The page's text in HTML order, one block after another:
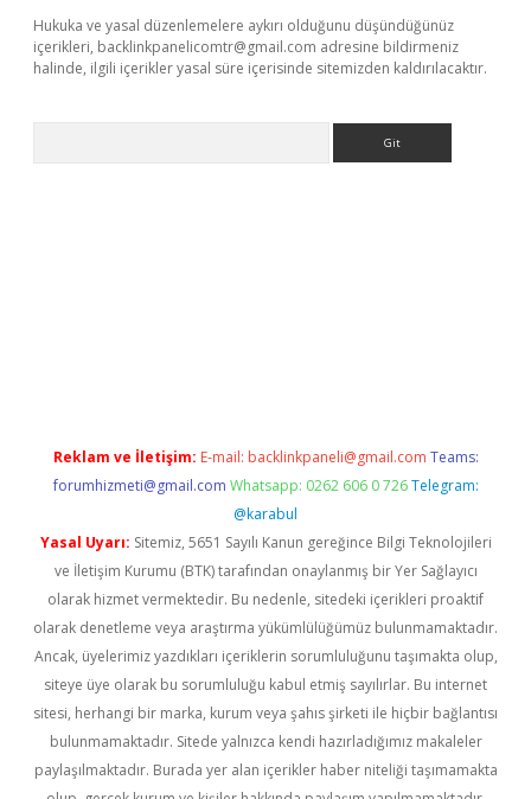
Hukuka ve yasal düzenlemelere aykırı olduğunu düşündüğünüz
içerikleri, backlinkpanelicomtr@gmail.com adresine bildirmeniz
halinde, ilgili içerikler yasal süre içerisinde sitemizden kaldırılacaktır.
Reklam ve İletişim: E-mail: backlinkpaneli@gmail.com Teams:
forumhizmeti@gmail.com Whatsapp: 0262 606 0 726 Telegram:
@karabul
Yasal Uyarı: Sitemiz, 5651 Sayılı Kanun gereğince Bilgi Teknolojileri
ve İletişim Kurumu (BTK) tarafından onaylanmış bir Yer Sağlayıcı
olarak hizmet vermektedir. Bu nedenle, sitedeki içerikleri proaktif
olarak denetleme veya araştırma yükümlülüğümüz bulunmamaktadır.
Ancak, üyelerimiz yazdıkları içeriklerin sorumluluğunu taşımakta olup,
siteye üye olarak bu sorumluluğu kabul etmiş sayılırlar. Bu internet
sitesi, herhangi bir marka, kurum veya şahıs şirketi ile hiçbir bağlantısı
bulunmamaktadır. Sitede yalnızca kendi hazırladığımız makaleler
paylaşılmaktadır. Burada yer alan içerikler haber niteliği taşımamakta